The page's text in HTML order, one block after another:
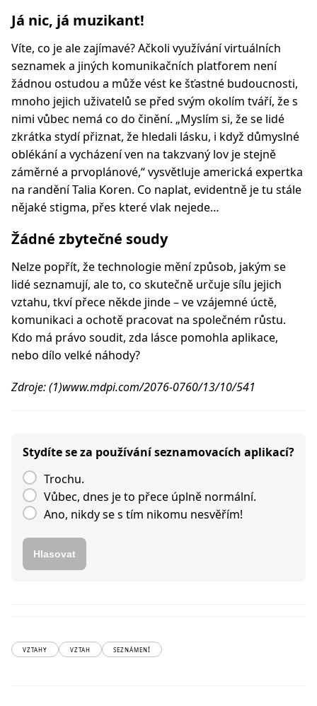
Já nic, já muzikant!
Víte, co je ale zajímavé? Ačkoli využívání virtuálních
seznamek a jiných komunikačních platforem není
žádnou ostudou a může vést ke šťastné budoucnosti,
mnoho jejich uživatelů se před svým okolím tváří, že s
nimi vůbec nemá co do činění. „Myslím si, že se lidé
zkrátka stydí přiznat, že hledali lásku, i když důmyslné
oblékání a vycházení ven na takzvaný lov je stejně
záměrné a prvoplánové,“ vysvětluje americká expertka
na randění Talia Koren. Co naplat, evidentně je tu stále
nějaké stigma, přes které vlak nejede…
Žádné zbytečné soudy
Nelze popřít, že technologie mění způsob, jakým se
lidé seznamují, ale to, co skutečně určuje sílu jejich
vztahu, tkví přece někde jinde – ve vzájemné úctě,
komunikaci a ochotě pracovat na společném růstu.
Kdo má právo soudit, zda lásce pomohla aplikace,
nebo dílo velké náhody?
Zdroje: (1)www.mdpi.com/2076-0760/13/10/541
Stydíte se za používání seznamovacích aplikací?
Trochu.
Vůbec, dnes je to přece úplně normální.
Ano, nikdy se s tím nikomu nesvěřím!
Hlasovat
VZTAHY VZTAH SEZNÁMENÍ